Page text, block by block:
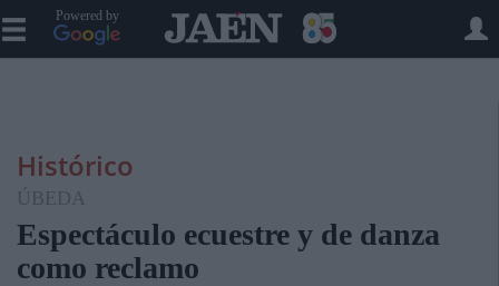
Powered by
Histórico
ÚBEDA
Espectáculo ecuestre y de danza
como reclamo